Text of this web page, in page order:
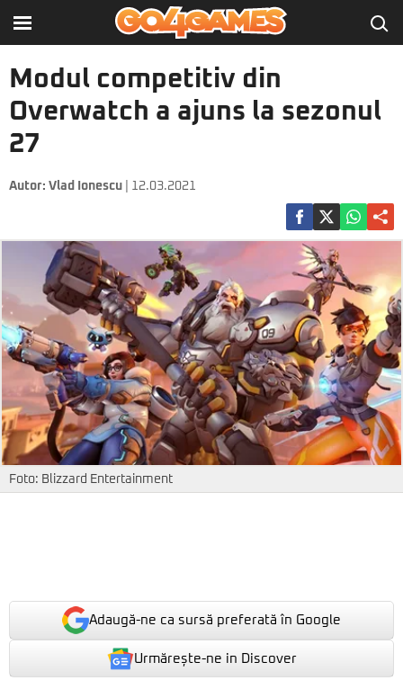
Modul competitiv din
Overwatch a ajuns la sezonul
27
Autor: Vlad Ionescu | 12.03.2021
Foto: Blizzard Entertainment
Adaugă-ne ca sursă preferată în Google
Urmărește-ne in Discover